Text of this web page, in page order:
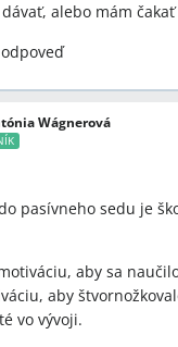
alebo mám
Wágnerová
pasívneho sedu je
aby sa
aby
vo vývoji.